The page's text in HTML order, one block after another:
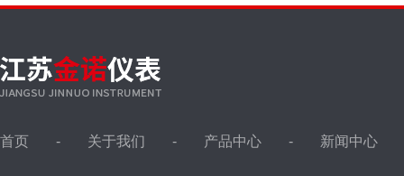
首页 关于我们 产品中心 新闻中心